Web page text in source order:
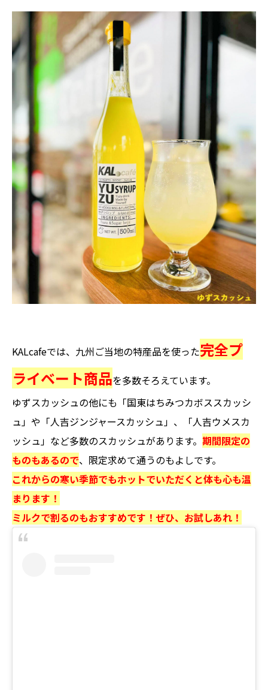
KALcafeでは、 九州ご当地の特産品を使った完全プ
ライベート商品を多数そろえています。
ゆずスカッシュの他にも「国東はちみつカボススカッシ
ュ」や「人吉ジンジャースカッシュ」、「人吉ウメスカ
ッシュ」など多数のスカッシュがあります。 期間限定の
ものもあるので、限定求めて通うのもよしです。
これからの寒い季節でもホットでいただくと体も心も温
まります！
ミルクで割るのもおすすめです！ぜひ、お試しあれ！